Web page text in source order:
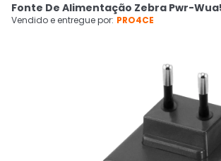
Cupons
CADASTRE-SE
Fonte De Alimentação Zebra Pwr-
Vendido e entregue por: PRO4CE